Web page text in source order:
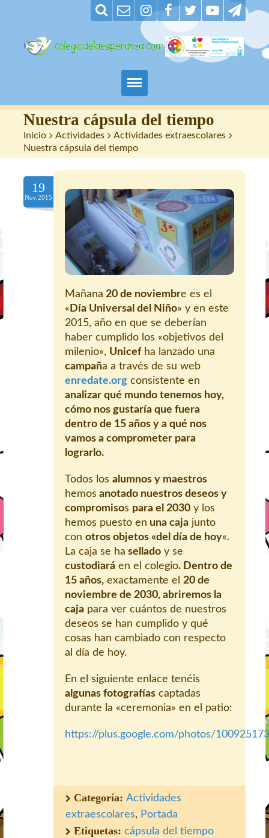
Padres
Alumnos
Maestros
Nuestro centro
Contacto
Nuestra cápsula del tiempo
Inicio > Actividades > Actividades extraescolares >
Nuestra cápsula del tiempo
19
Nov.2015
Mañana 20 de noviembre es el
« Día Universal del Niño» y en este
2015, año en que se deberían
haber cumplido los «objetivos del
milenio», Unicefha lanzado una
campaña a través de su web
enredate.org consistente en
analizar qué mundo tenemos hoy,
cómo nos gustaría que fuera
dentro de 15 años y a qué nos
vamos a comprometer para
lograrlo.
Todos los alumnos y maestros
hemos anotado nuestros deseos y
compromisos para el 2030 y los
hemos puesto en una caja junto
con otros objetos «del día de hoy«.
La caja se ha sellado y se
custodiará en el colegio. Dentro de
15 años, exactamente el 20 de
noviembre de 2030, abriremos la
caja para ver cuántos de nuestros
deseos se han cumplido y qué
cosas han cambiado con respecto
al día de hoy.
En el siguiente enlace tenéis
algunas fotografías captadas
durante la «ceremonia» en el patio:
https://plus.google.com/photos/
Categoría: Actividades
extraescolares, Portada
Etiquetas: cápsula del tiempo